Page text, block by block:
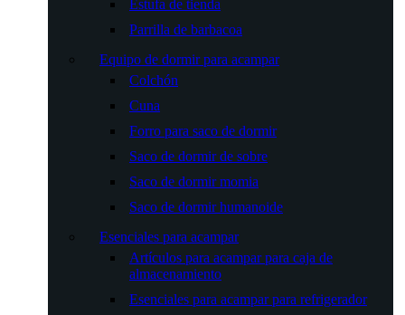
Estufa de tienda
Parrilla de barbacoa
Equipo de dormir para acampar
Colchón
Cuna
Forro para saco de dormir
Saco de dormir de sobre
Saco de dormir momia
Saco de dormir humanoide
Esenciales para acampar
Artículos para acampar para caja de
almacenamiento
Esenciales para acampar para refrigerador